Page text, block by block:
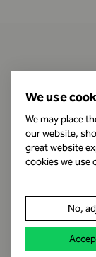
Öffnungszeiten
Datenschutz
Rechtshinweis
We use
We may place
our website,
great website
cookies we use
No,